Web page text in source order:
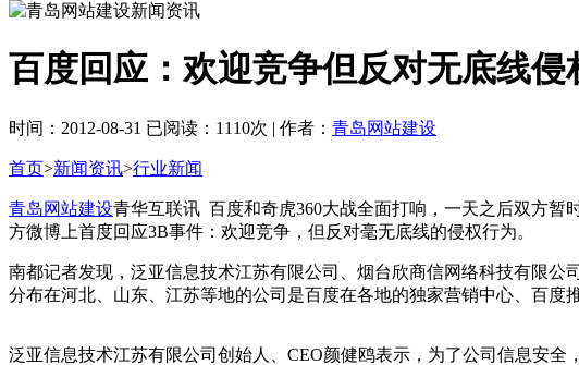
百度回应：欢迎竞争但反对无底线侵
时间：2012-08-31 已阅读：1110次 | 作者： 青岛网站建设
首页>新闻资讯>行业新闻
青岛网站建设青华互联讯 百度和奇虎360大战全面打响，一天之后双方暂
方微博上首度回应3B事件：欢迎竞争，但反对毫无底线的侵权行为。
南都记者发现，泛亚信息技术江苏有限公司、烟台欣商信网络科技有限
分布在河北、山东、江苏等地的公司是百度在各地的独家营销中心、百度
泛亚信息技术江苏有限公司创始人、CEO颜健鸥表示，为了公司信息安